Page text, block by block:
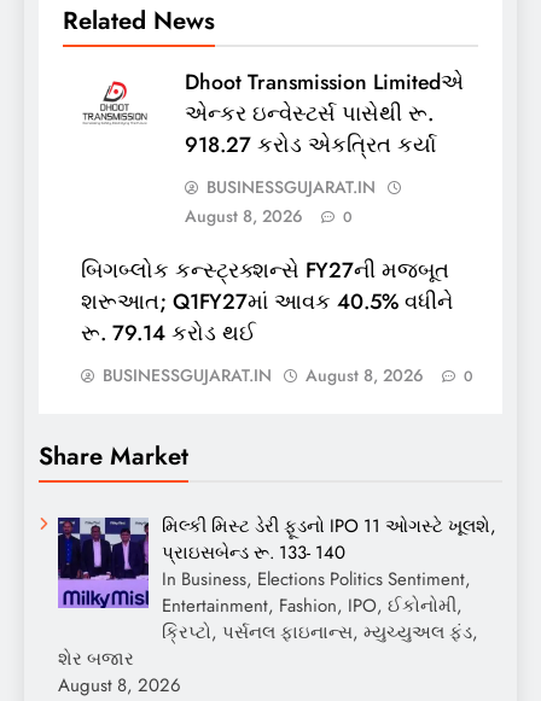
Related News
Dhoot Transmission Limitedએ
એન્કર ઇન્વેસ્ટર્સ પાસેથી રૂ.
918.27 કરોડ એકત્રિત કર્યા
BUSINESSGUJARAT.IN
August 8, 2026
0
બિગબ્લોક કન્સ્ટ્રક્શન્સે FY27ની મજબૂત
શરૂઆત; Q1FY27માં આવક 40.5% વધીને
રૂ. 79.14 કરોડ થઈ
BUSINESSGUJARAT.IN August 8, 2026 0
Share Market
મિલ્કી મિસ્ટ ડેરી ફૂડનો IPO 11 ઓગસ્ટે ખૂલશે,
પ્રાઇસબેન્ડ રૂ. 133- 140
In Business, Elections Politics Sentiment,
Entertainment, Fashion, IPO, ઈકોનોમી,
ક્રિપ્ટો, પર્સનલ ફાઇનાન્સ, મ્યુચ્યુઅલ ફંડ,
શેર બજાર
August 8, 2026